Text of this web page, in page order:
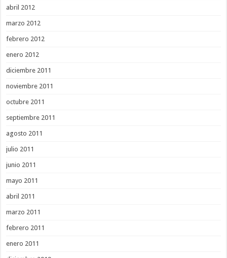
abril 2012
marzo 2012
febrero 2012
enero 2012
diciembre 2011
noviembre 2011
octubre 2011
septiembre 2011
agosto 2011
julio 2011
junio 2011
mayo 2011
abril 2011
marzo 2011
febrero 2011
enero 2011